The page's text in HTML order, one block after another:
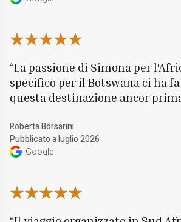
La passione di Simona per
specifico per il Botswana ci ha
questa destinazione ancor
Roberta Borsarini
Pubblicato a luglio 2026
Google